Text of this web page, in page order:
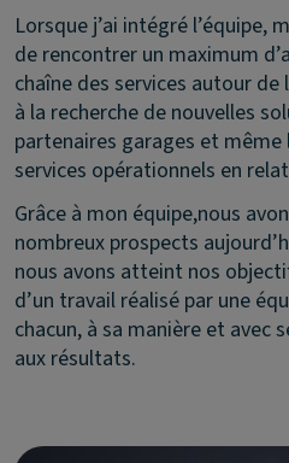
Lorsque j’ai intégré l’équipe,
de rencontrer un maximum
chaîne des services autour
à la recherche de nouvelles
partenaires garages et
services opérationnels en
Grâce à mon équipe,nous
nombreux prospects
nous avons atteint nos
d’un travail réalisé par une
chacun, à sa manière et avec
aux résultats.